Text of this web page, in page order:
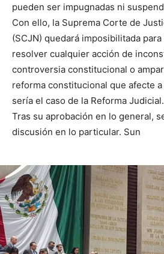
pueden ser impugnadas ni
Con ello, la Suprema Corte de
(SCJN) quedará imposibilitada
resolver cualquier acción de
controversia constitucional o
reforma constitucional que afecte
sería el caso de la Reforma Judicial.
Tras su aprobación en lo general,
discusión en lo particular. Sun